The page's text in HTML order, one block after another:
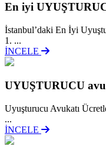
En iyi
İstanbul’daki En İyi
1. ...
İNCELE
UYUŞTURUCU
Uyuşturucu Avukatı
...
İNCELE